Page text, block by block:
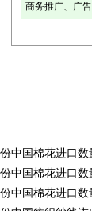
商务推广、广
份中国棉花进口
份中国棉花进口
份中国棉花进口